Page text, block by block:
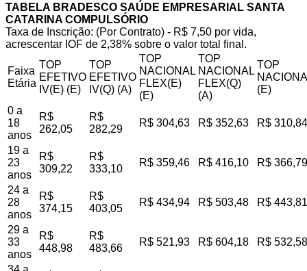
TABELA BRADESCO SAÚDE EMPRESARIAL SANTA
CATARINA COMPULSÓRIO
Taxa de Inscrição: (Por Contrato) - R$ 7,50 por vida,
acrescentar IOF de 2,38% sobre o valor total final.
Faixa
Etária
TOP
EFETIVO
IV(E) (E)
TOP
EFETIVO
IV(Q) (A)
TOP
NACIONAL
FLEX(E)
(E)
TOP
NACIONAL
FLEX(Q)
(A)
TOP
(E)
0 a
18
anos
R$
262,05
R$
282,29
R$ 304,63 R$ 352,63 R$ 310,84
19 a
23
anos
R$
309,22
R$
333,10
R$ 359,46 R$ 416,10 R$ 366,79
24 a
28
anos
R$
374,15
R$
403,05
R$ 434,94 R$ 503,48 R$ 443,81
29 a
33
anos
R$
448,98
R$
483,66
R$ 521,93 R$ 604,18 R$ 532,58